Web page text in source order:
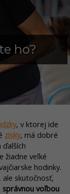
ho?
, v ktorej ide
zisky, má dobré
žiadne veľké
hodinky.
skutočnosť,
správnou voľbou